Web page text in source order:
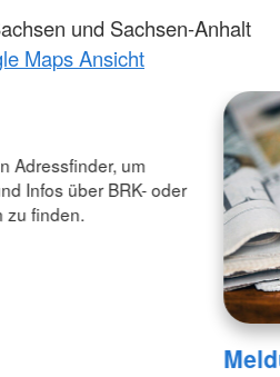
und Sachsen-Anhalt
Maps Ansicht
Adressfinder, um
Infos über BRK- oder
zu finden.